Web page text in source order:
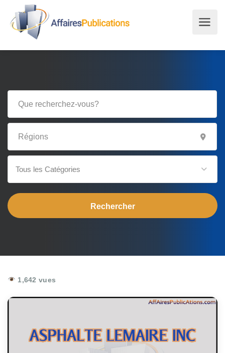
Tous les Catégories
1,642 vues